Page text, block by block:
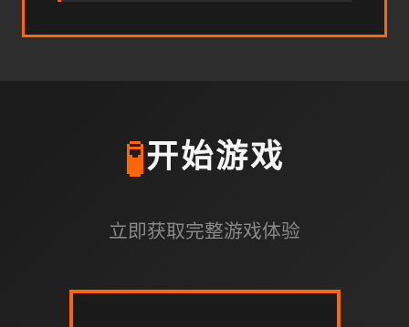
🧪开始游戏
立即获取完整游戏体验